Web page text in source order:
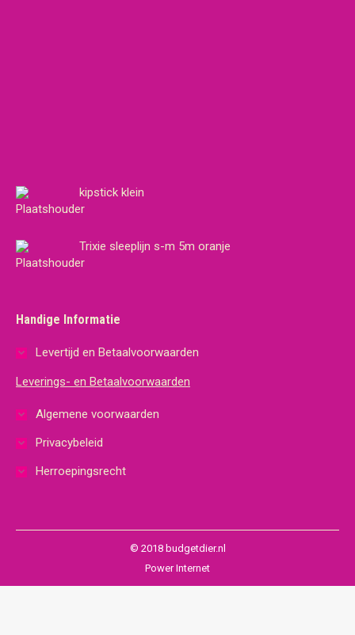
kipstick klein
Trixie sleeplijn s-m 5m oranje
Handige Informatie
Levertijd en Betaalvoorwaarden
Leverings- en Betaalvoorwaarden
Algemene voorwaarden
Privacybeleid
Herroepingsrecht
© 2018 budgetdier.nl
Power Internet